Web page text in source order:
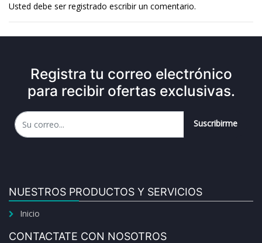
Usted debe serregistrado escribir un comentario.
Registra tu correo electrónico
para recibir ofertas exclusivas.
Suscribirme
NUESTROS PRODUCTOS Y SERVICIOS
Inicio
CONTACTATE CON NOSOTROS